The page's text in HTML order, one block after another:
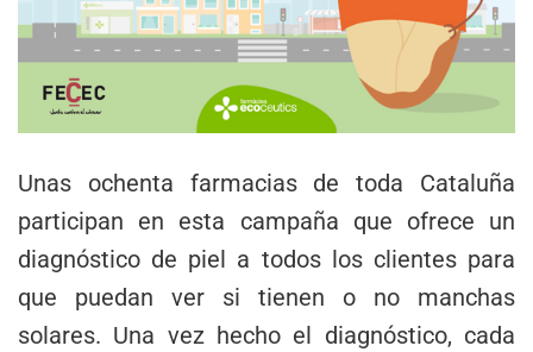
Unas ochenta farmacias de toda Cataluña
participan en esta campaña que ofrece un
diagnóstico de piel a todos los clientes para
que puedan ver si tienen o no manchas
solares. Una vez hecho el diagnóstico, cada